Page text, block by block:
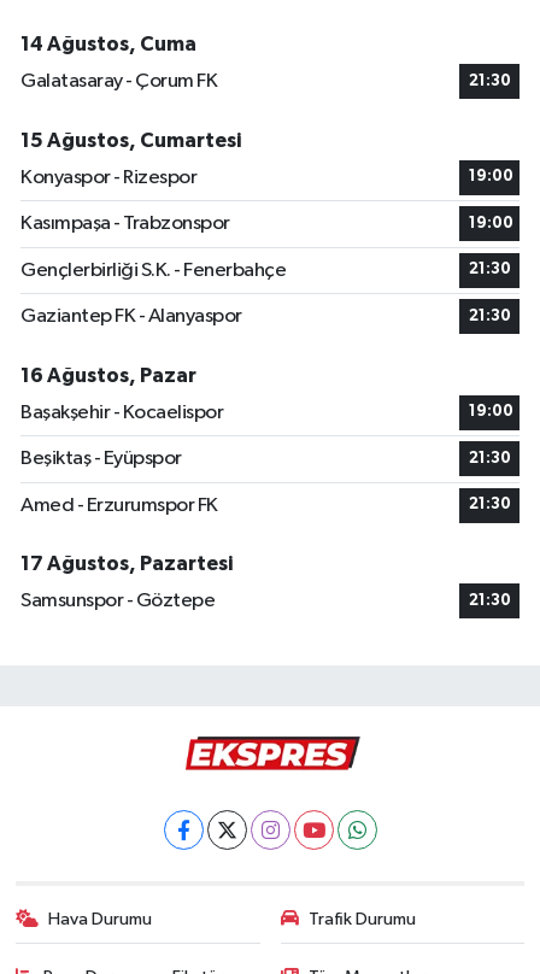
14 Ağustos, Cuma
Galatasaray - Çorum FK
21:30
15 Ağustos, Cumartesi
Konyaspor - Rizespor
19:00
Kasımpaşa - Trabzonspor 19:00
Gençlerbirliği S.K. - Fenerbahçe 21:30
Gaziantep FK - Alanyaspor 21:30
16 Ağustos, Pazar
Başakşehir - Kocaelispor
19:00
Beşiktaş - Eyüpspor 21:30
Amed - Erzurumspor FK 21:30
17 Ağustos, Pazartesi
Samsunspor - Göztepe
21:30
Hava Durumu Trafik Durumu